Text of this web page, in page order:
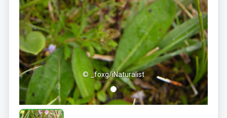
© _foxg/iNaturalist